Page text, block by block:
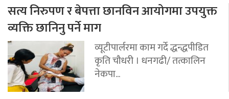
सत्य निरुपण र बेपत्ता छानविन आयोगमा उपयुक्त
व्यक्ति छानिनु पर्ने माग
व्यूटीपार्लरमा काम गर्दे द्धन्द्धपीडित
कृति चौधरी । धनगढी/ तत्कालिन
नेकपा...